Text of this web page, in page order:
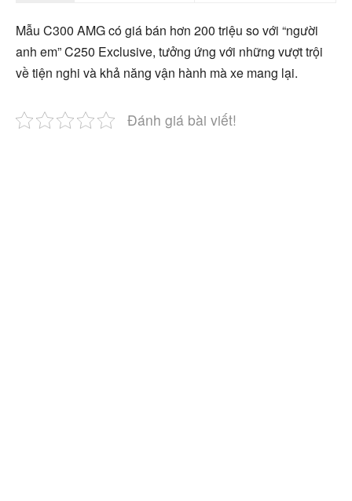
Mẫu C300 AMG có giá bán hơn 200 triệu so với “người
anh em” C250 Exclusive, tưởng ứng với những vượt trội
về tiện nghi và khả năng vận hành mà xe mang lại.
Đánh giá bài viết!